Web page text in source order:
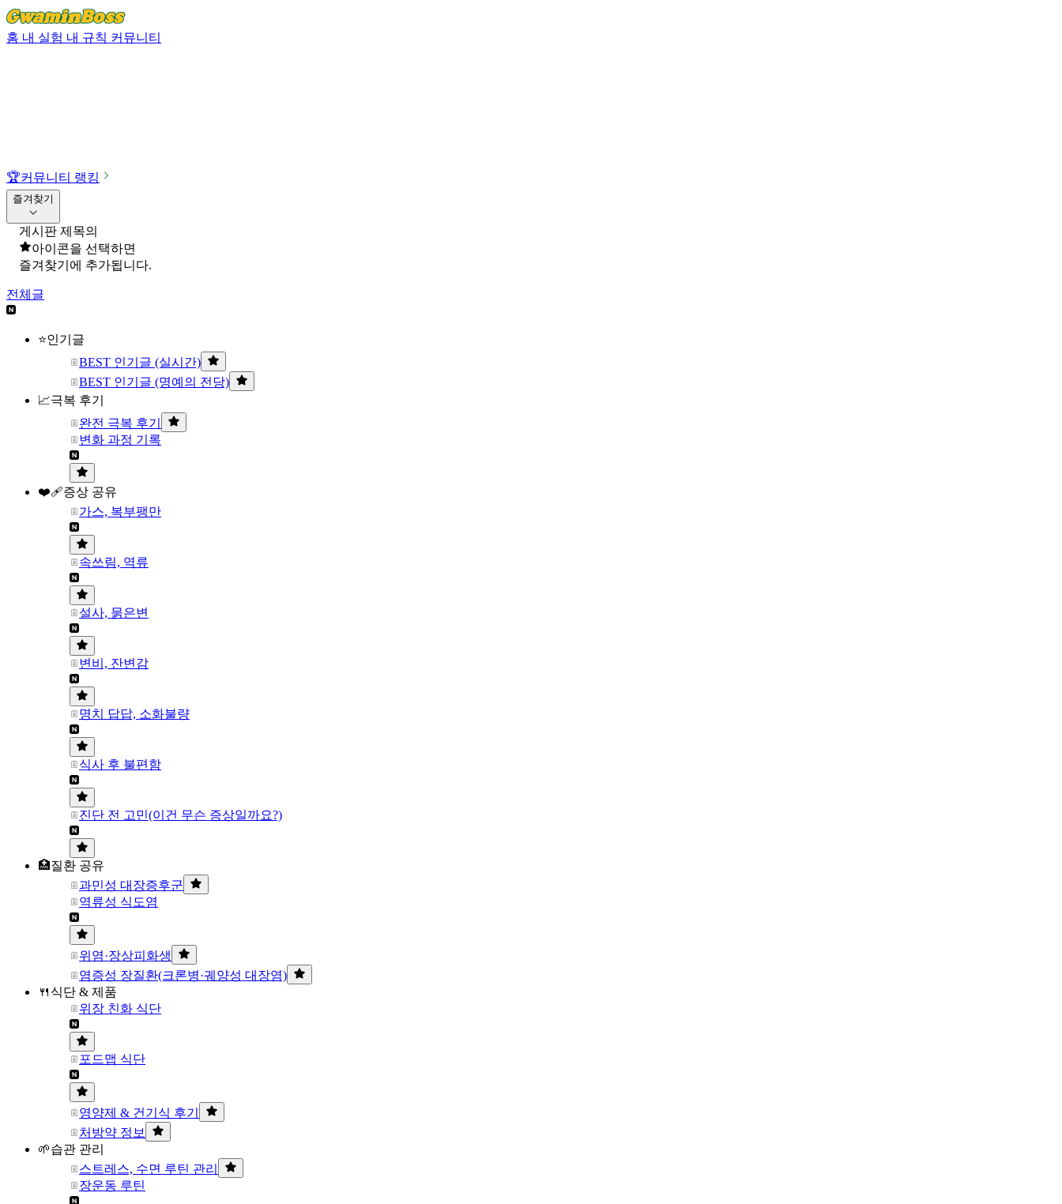
홈 내 실험 내 규칙 커뮤니티
🏆커뮤니티 랭킹
즐겨찾기
게시판 제목의
아이콘을 선택하면
즐겨찾기에 추가됩니다.
전체글
⭐인기글
BEST 인기글 (실시간)
BEST 인기글 (명예의 전당)
📈극복 후기
완전 극복 후기
변화 과정 기록
❤️‍🩹증상 공유
가스, 복부팽만
속쓰림, 역류
설사, 묽은변
변비, 잔변감
명치 답답, 소화불량
식사 후 불편함
진단 전 고민(이건 무슨 증상일까요?)
🏥질환 공유
과민성 대장증후군
역류성 식도염
위염·장상피화생
염증성 장질환(크론병·궤양성 대장염)
🍴식단 & 제품
위장 친화 식단
포드맵 식단
영양제 & 건기식 후기
처방약 정보
🌱습관 관리
스트레스, 수면 루틴 관리
장운동 루틴